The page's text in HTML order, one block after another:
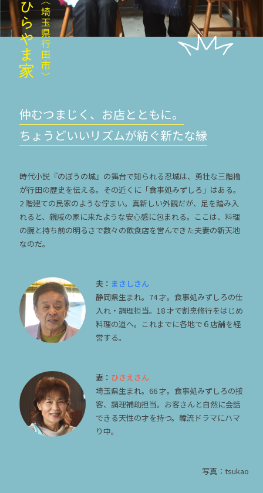
仲むつまじく、お店とともに。
ちょうどいいリズムが紡ぐ新たな縁
時代小説『のぼうの城』の舞台で知られる忍城は、勇壮な三階櫓
が行田の歴史を伝える。その近くに「食事処みずしろ」はある。
2 階建ての民家のような佇まい。真新しい外観だが、足を踏み入
れると、親戚の家に来たような安心感に包まれる。ここは、料理
の腕と持ち前の明るさで数々の飲食店を営んできた夫妻の新天地
なのだ。
夫： まさしさん
静岡県生まれ。74 才。食事処みずしろの仕
入れ・調理担当。18 才で割烹修行をはじめ
料理の道へ。これまでに各地で６店舗を経
営する。
妻： ひさえさん
埼玉県生まれ。66 才。食事処みずしろの接
客、調理補助担当。お客さんと自然に会話
できる天性の才を持つ。韓流ドラマにハマ
り中。
写真：tsukao